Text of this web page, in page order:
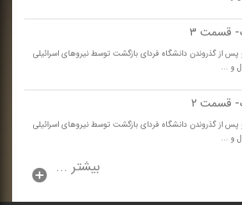
قسمت ۳
از گذروندن دانشگاه فردای بازگشت توسط نیروهای اسرائیلی
و ...
قسمت ۲
از گذروندن دانشگاه فردای بازگشت توسط نیروهای اسرائیلی
و ...
بیشتر ...